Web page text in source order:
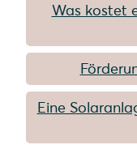
Was kostet
Eine